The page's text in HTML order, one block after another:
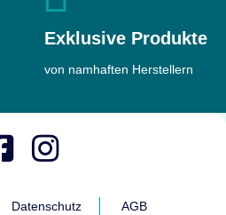
Exklusive Produkte
von namhaften Herstellern
Datenschutz AGB